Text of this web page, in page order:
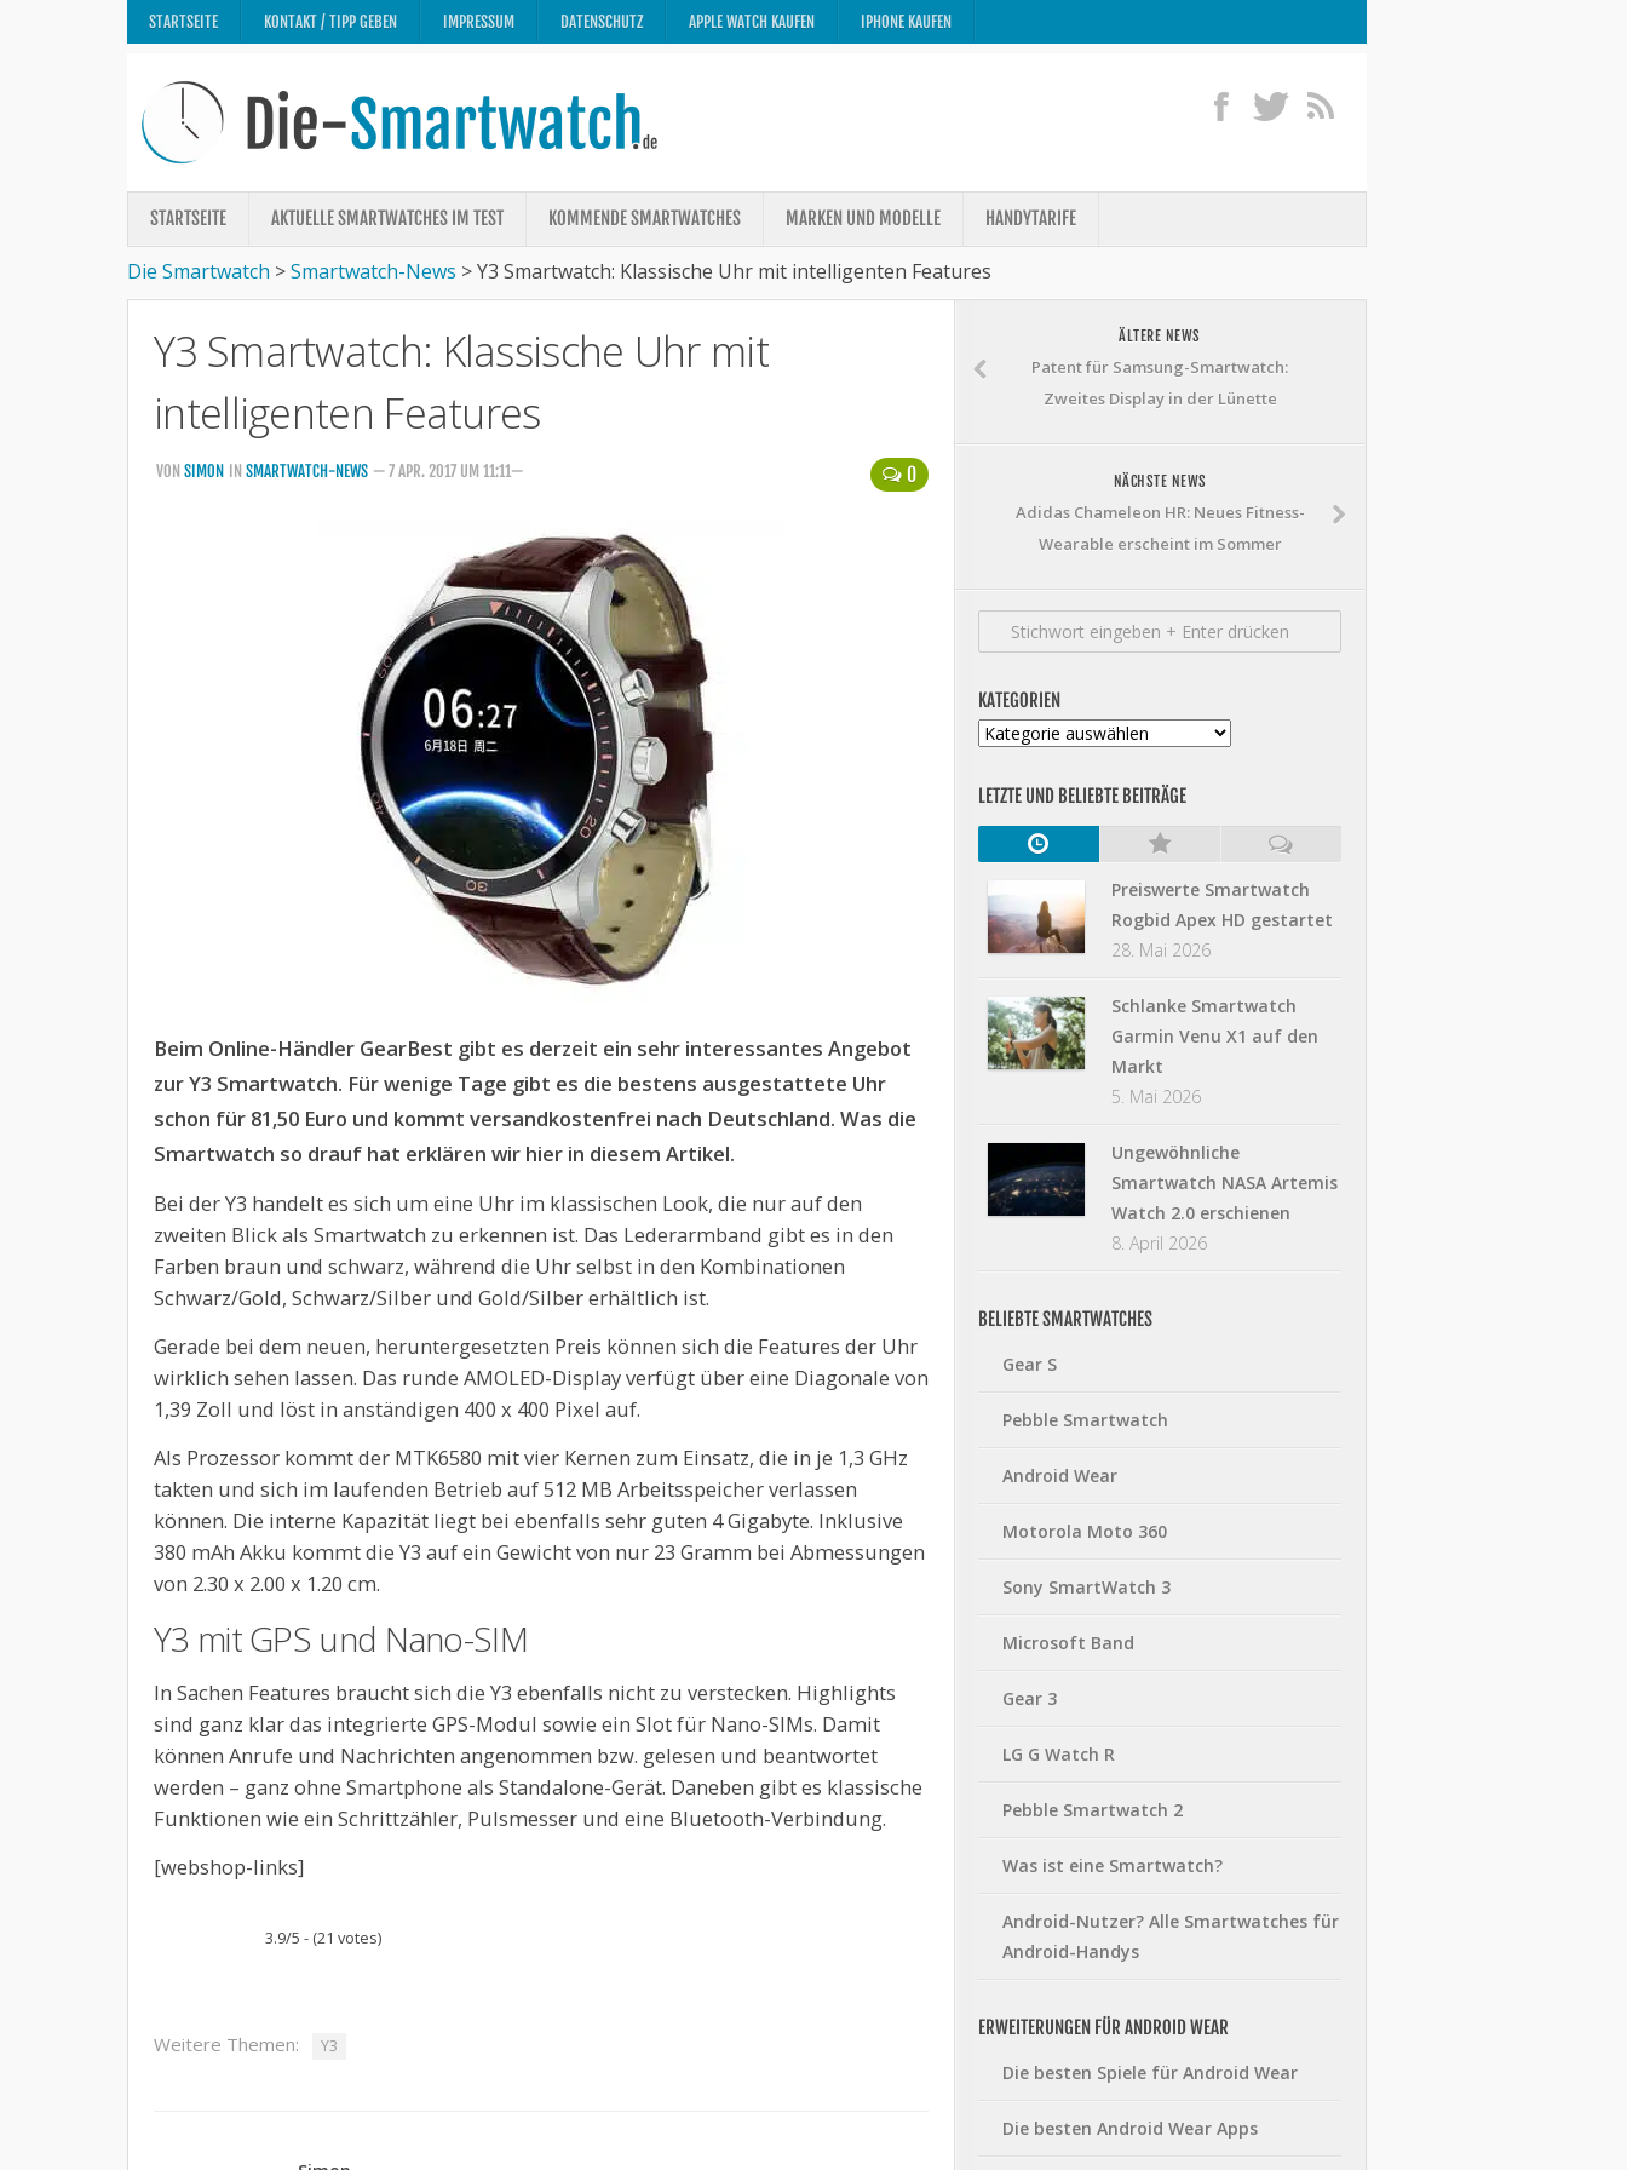
STARTSEITE KONTAKT / TIPP GEBEN IMPRESSUM DATENSCHUTZ APPLE WATCH KAUFEN IPHONE KAUFEN
STARTSEITE AKTUELLE SMARTWATCHES IM TEST KOMMENDE SMARTWATCHES MARKEN UND MODELLE HANDYTARIFE
Die Smartwatch >Smartwatch-News >Y3 Smartwatch: Klassische Uhr mit intelligenten Features
Y3 Smartwatch: Klassische Uhr mit
intelligenten Features
0
VON SIMON IN SMARTWATCH-NEWS — 7 APR. 2017 UM 11:11—
Beim Online-Händler GearBest gibt es derzeit ein sehr interessantes Angebot
zur Y3 Smartwatch. Für wenige Tage gibt es die bestens ausgestattete Uhr
schon für 81,50 Euro und kommt versandkostenfrei nach Deutschland. Was die
Smartwatch so drauf hat erklären wir hier in diesem Artikel.
Bei der Y3 handelt es sich um eine Uhr im klassischen Look, die nur auf den
zweiten Blick als Smartwatch zu erkennen ist. Das Lederarmband gibt es in den
Farben braun und schwarz, während die Uhr selbst in den Kombinationen
Schwarz/Gold, Schwarz/Silber und Gold/Silber erhältlich ist.
Gerade bei dem neuen, heruntergesetzten Preis können sich die Features der Uhr
wirklich sehen lassen. Das runde AMOLED-Display verfügt über eine Diagonale von
1,39 Zoll und löst in anständigen 400 x 400 Pixel auf.
Als Prozessor kommt der MTK6580 mit vier Kernen zum Einsatz, die in je 1,3 GHz
takten und sich im laufenden Betrieb auf 512 MB Arbeitsspeicher verlassen
können. Die interne Kapazität liegt bei ebenfalls sehr guten 4 Gigabyte. Inklusive
380 mAh Akku kommt die Y3 auf ein Gewicht von nur 23 Gramm bei Abmessungen
von 2.30 x 2.00 x 1.20 cm.
Y3 mit GPS und Nano-SIM
In Sachen Features braucht sich die Y3 ebenfalls nicht zu verstecken. Highlights
sind ganz klar das integrierte GPS-Modul sowie ein Slot für Nano-SIMs. Damit
können Anrufe und Nachrichten angenommen bzw. gelesen und beantwortet
werden – ganz ohne Smartphone als Standalone-Gerät. Daneben gibt es klassische
Funktionen wie ein Schrittzähler, Pulsmesser und eine Bluetooth-Verbindung.
[webshop-links]
3.9/5 - (21 votes)
Weitere Themen: Y3
ÄLTERE NEWS
Patent für Samsung-Smartwatch:
Zweites Display in der Lünette
NÄCHSTE NEWS
Adidas Chameleon HR: Neues Fitness-
Wearable erscheint im Sommer
KATEGORIEN
Kategorien
LETZTE UND BELIEBTE BEITRÄGE
Preiswerte Smartwatch
Rogbid Apex HD gestartet
28. Mai 2026
Schlanke Smartwatch
Garmin Venu X1 auf den
Markt
5. Mai 2026
Ungewöhnliche
Smartwatch NASA Artemis
Watch 2.0 erschienen
8. April 2026
BELIEBTE SMARTWATCHES
Gear S
Pebble Smartwatch
Android Wear
Motorola Moto 360
Sony SmartWatch 3
Microsoft Band
Gear 3
LG G Watch R
Pebble Smartwatch 2
Was ist eine Smartwatch?
Android-Nutzer? Alle Smartwatches für
Android-Handys
ERWEITERUNGEN FÜR ANDROID WEAR
Die besten Spiele für Android Wear
Die besten Android Wear Apps